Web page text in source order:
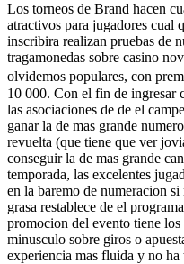
Los torneos de Brand hacen
atractivos para jugadores cual
inscribira realizan pruebas de
tragamonedas sobre casino
olvidemos populares, con
10 000. Con el fin de ingresar
las asociaciones de de el
ganar la de mas grande
revuelta (que tiene que ver
conseguir la de mas grande
temporada, las excelentes
en la baremo de numeracion
grasa restablece de el
promocion del evento tiene
minusculo sobre giros o
experiencia mas fluida y no ha